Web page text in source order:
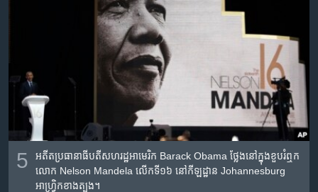
5
អតីត​ប្រធានាធីបតី​សហរដ្ឋ​អាមេរិក​ Barack Obama ថ្លែងនៅក្នុង​ខួប​រំឮក​
លោក Nelson Mandela លើកទី​១៦ នៅ​កីឡដ្ឋាន Johannesburg
អាហ្រ្វិក​ខាងត្បូង។